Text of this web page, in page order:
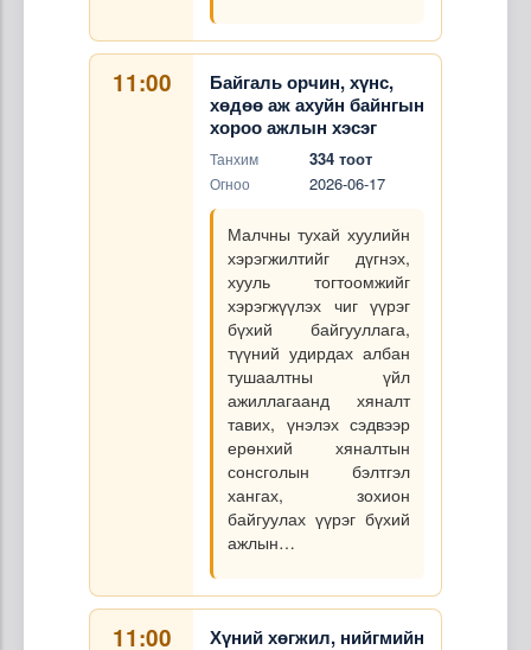
11:00
Байгаль орчин, хүнс,
хөдөө аж ахуйн байнгын
хороо ажлын хэсэг
Танхим 334 тоот
Огноо 2026-06-17
Малчны тухай хуулийн
хэрэгжилтийг дүгнэх,
хууль тогтоомжийг
хэрэгжүүлэх чиг үүрэг
бүхий байгууллага,
түүний удирдах албан
тушаалтны үйл
ажиллагаанд хяналт
тавих, үнэлэх сэдвээр
ерөнхий хяналтын
сонсголын бэлтгэл
хангах, зохион
байгуулах үүрэг бүхий
ажлын…
11:00
Хүний хөгжил, нийгмийн